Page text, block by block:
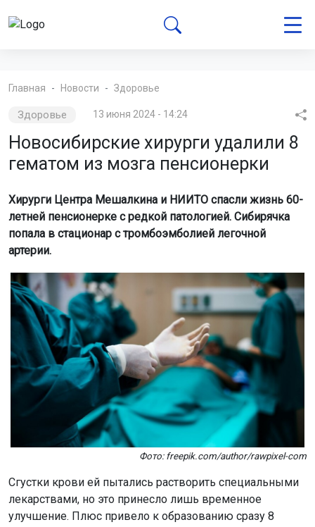
Главная Новости Здоровье
Здоровье 13 июня 2024 - 14:24
Новосибирские хирурги удалили 8
гематом из мозга пенсионерки
Хирурги Центра Мешалкина и НИИТО спасли жизнь 60-
летней пенсионерке с редкой патологией. Сибирячка
попала в стационар с тромбоэмболией легочной
артерии.
Фото: freepik.com/author/rawpixel-com
Сгустки крови ей пытались растворить специальными
лекарствами, но это принесло лишь временное
улучшение. Плюс привело к образованию сразу 8